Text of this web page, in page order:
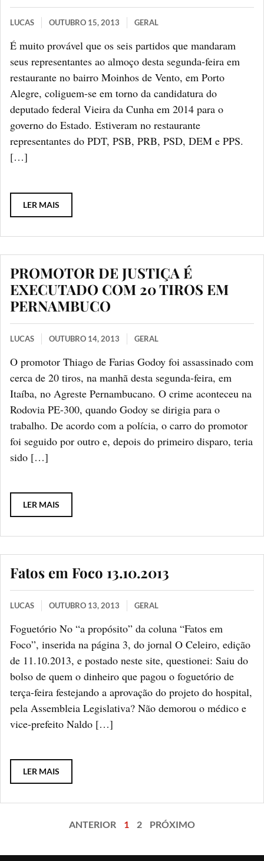
LUCAS OUTUBRO 15, 2013 GERAL
É muito provável que os seis partidos que mandaram
seus representantes ao almoço desta segunda-feira em
restaurante no bairro Moinhos de Vento, em Porto
Alegre, coliguem-se em torno da candidatura do
deputado federal Vieira da Cunha em 2014 para o
governo do Estado. Estiveram no restaurante
representantes do PDT, PSB, PRB, PSD, DEM e PPS.
[…]
LER MAIS
PROMOTOR DE JUSTIÇA É
EXECUTADO COM 20 TIROS EM
PERNAMBUCO
LUCAS OUTUBRO 14, 2013 GERAL
O promotor Thiago de Farias Godoy foi assassinado com
cerca de 20 tiros, na manhã desta segunda-feira, em
Itaíba, no Agreste Pernambucano. O crime aconteceu na
Rodovia PE-300, quando Godoy se dirigia para o
trabalho. De acordo com a polícia, o carro do promotor
foi seguido por outro e, depois do primeiro disparo, teria
sido […]
LER MAIS
Fatos em Foco 13.10.2013
LUCAS OUTUBRO 13, 2013 GERAL
Foguetório No “a propósito” da coluna “Fatos em
Foco”, inserida na página 3, do jornal O Celeiro, edição
de 11.10.2013, e postado neste site, questionei: Saiu do
bolso de quem o dinheiro que pagou o foguetório de
terça-feira festejando a aprovação do projeto do hospital,
pela Assembleia Legislativa? Não demorou o médico e
vice-prefeito Naldo […]
LER MAIS
ANTERIOR 1 2 PRÓXIMO